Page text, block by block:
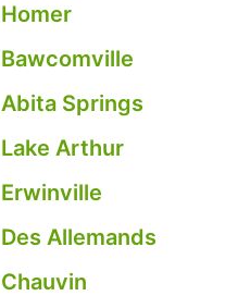
Homer
Bawcomville
Abita Springs
Lake Arthur
Erwinville
Des Allemands
Chauvin